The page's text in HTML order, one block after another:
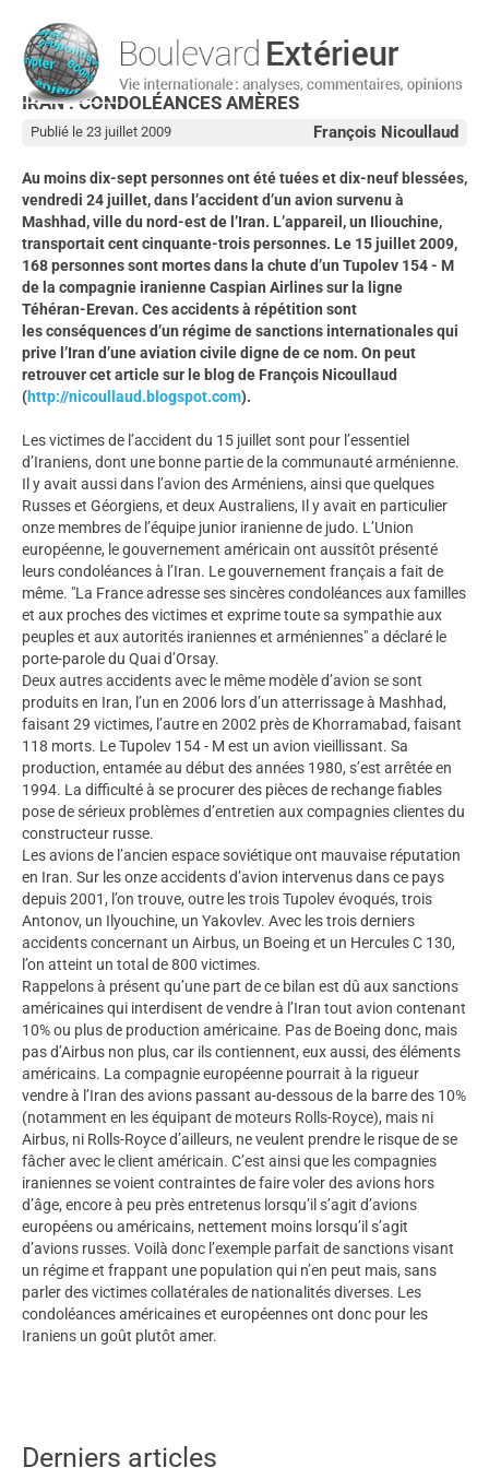
IRAN : CONDOLÉANCES AMÈRES
François Nicoullaud
Publié le 23 juillet 2009
Au moins dix-sept personnes ont été tuées et dix-neuf blessées,
vendredi 24 juillet, dans l’accident d’un avion survenu à
Mashhad, ville du nord-est de l’Iran. L’appareil, un Iliouchine,
transportait cent cinquante-trois personnes. Le 15 juillet 2009,
168 personnes sont mortes dans la chute d’un Tupolev 154 - M
de la compagnie iranienne Caspian Airlines sur la ligne
Téhéran-Erevan. Ces accidents à répétition sont
les conséquences d’un régime de sanctions internationales qui
prive l’Iran d’une aviation civile digne de ce nom. On peut
retrouver cet article sur le blog de François Nicoullaud
(http://nicoullaud.blogspot.com).
Les victimes de l’accident du 15 juillet sont pour l’essentiel
d’Iraniens, dont une bonne partie de la communauté arménienne.
Il y avait aussi dans l’avion des Arméniens, ainsi que quelques
Russes et Géorgiens, et deux Australiens, Il y avait en particulier
onze membres de l’équipe junior iranienne de judo. L’Union
européenne, le gouvernement américain ont aussitôt présenté
leurs condoléances à l’Iran. Le gouvernement français a fait de
même. "La France adresse ses sincères condoléances aux familles
et aux proches des victimes et exprime toute sa sympathie aux
peuples et aux autorités iraniennes et arméniennes" a déclaré le
porte-parole du Quai d’Orsay.
Deux autres accidents avec le même modèle d’avion se sont
produits en Iran, l’un en 2006 lors d’un atterrissage à Mashhad,
faisant 29 victimes, l’autre en 2002 près de Khorramabad, faisant
118 morts. Le Tupolev 154 - M est un avion vieillissant. Sa
production, entamée au début des années 1980, s’est arrêtée en
1994. La difficulté à se procurer des pièces de rechange fiables
pose de sérieux problèmes d’entretien aux compagnies clientes du
constructeur russe.
Les avions de l’ancien espace soviétique ont mauvaise réputation
en Iran. Sur les onze accidents d’avion intervenus dans ce pays
depuis 2001, l’on trouve, outre les trois Tupolev évoqués, trois
Antonov, un Ilyouchine, un Yakovlev. Avec les trois derniers
accidents concernant un Airbus, un Boeing et un Hercules C 130,
l’on atteint un total de 800 victimes.
Rappelons à présent qu’une part de ce bilan est dû aux sanctions
américaines qui interdisent de vendre à l’Iran tout avion contenant
10% ou plus de production américaine. Pas de Boeing donc, mais
pas d’Airbus non plus, car ils contiennent, eux aussi, des éléments
américains. La compagnie européenne pourrait à la rigueur
vendre à l’Iran des avions passant au-dessous de la barre des 10%
(notamment en les équipant de moteurs Rolls-Royce), mais ni
Airbus, ni Rolls-Royce d’ailleurs, ne veulent prendre le risque de se
fâcher avec le client américain. C’est ainsi que les compagnies
iraniennes se voient contraintes de faire voler des avions hors
d’âge, encore à peu près entretenus lorsqu’il s’agit d’avions
européens ou américains, nettement moins lorsqu’il s’agit
d’avions russes. Voilà donc l’exemple parfait de sanctions visant
un régime et frappant une population qui n’en peut mais, sans
parler des victimes collatérales de nationalités diverses. Les
condoléances américaines et européennes ont donc pour les
Iraniens un goût plutôt amer.
Derniers articles